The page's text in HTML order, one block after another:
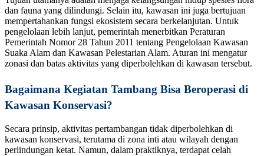
dan fauna yang dilindungi. Selain itu, kawasan ini juga bertujuan
mempertahankan fungsi ekosistem secara berkelanjutan. Untuk
pengelolaan lebih lanjut, pemerintah menerbitkan Peraturan
Pemerintah Nomor 28 Tahun 2011 tentang Pengelolaan Kawasan
Suaka Alam dan Kawasan Pelestarian Alam. Aturan ini mengatur
zonasi dan batas aktivitas yang diperbolehkan di kawasan tersebut.
Bagaimana Kegiatan Tambang Bisa Beroperasi di
Kawasan Konservasi?
Secara prinsip, aktivitas pertambangan tidak diperbolehkan di
kawasan konservasi, terutama di zona inti atau wilayah dengan
perlindungan ketat. Namun, dalam praktiknya, terdapat celah